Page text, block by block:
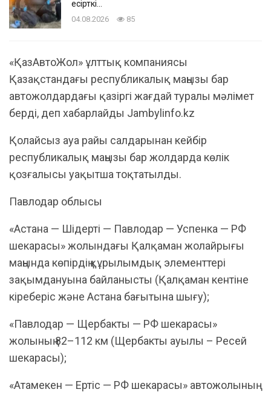
есірткі…
04.08.2026 85
«ҚазАвтоЖол» ұлттық компаниясы
Қазақстандағы республикалық маңызы бар
автожолдардағы қазіргі жағдай туралы мәлімет
берді, деп хабарлайды Jambylinfo.kz
Қолайсыз ауа райы салдарынан кейбір
республикалық маңызы бар жолдарда көлік
қозғалысы уақытша тоқтатылды.
Павлодар облысы
«Астана — Шідерті — Павлодар — Успенка — РФ
шекарасы» жолындағы Қалқаман жолайрығы
маңында көпірдің құрылымдық элементтері
зақымдануына байланысты (Қалқаман кентіне
кіреберіс және Астана бағытына шығу);
«Павлодар — Щербакты — РФ шекарасы»
жолының 82–112 км (Щербакты ауылы – Ресей
шекарасы);
«Атамекен — Ертіс — РФ шекарасы» автожолының